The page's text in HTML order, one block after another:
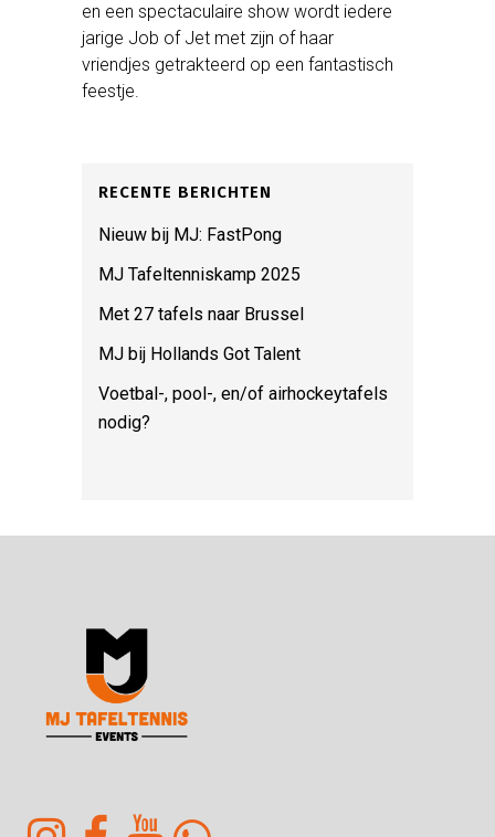
en een spectaculaire show wordt iedere
jarige Job of Jet met zijn of haar
vriendjes getrakteerd op een fantastisch
feestje.
RECENTE BERICHTEN
Nieuw bij MJ: FastPong
MJ Tafeltenniskamp 2025
Met 27 tafels naar Brussel
MJ bij Hollands Got Talent
Voetbal-, pool-, en/of airhockeytafels
nodig?